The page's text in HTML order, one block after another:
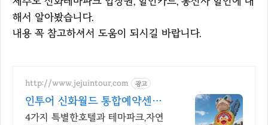
해서 알아봤습니다.
내용 꼭 참고하셔서 도움이 되시길 바랍니다.
http://www.jejuintour.com 광고
인투어 신화월드 통합예약센터
(랜딩관,메리어트,서머셋,
4가지 특별한호텔과 테마파크,자연